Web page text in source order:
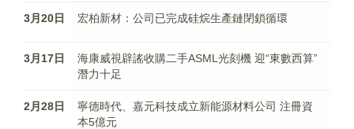
3月20日 宏柏新材：公司已完成硅烷生產鏈閉鎖循環
3月17日
海康威視辟謠收購二手ASML光刻機 迎“東數西算”
潛力十足
2月28日
寧德時代、嘉元科技成立新能源材料公司 注冊資
本5億元